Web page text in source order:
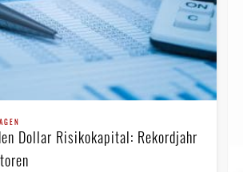
Dollar Risikokapital: Rekordjahr